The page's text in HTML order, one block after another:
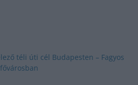
téli úti cél Budapesten – Fagyos